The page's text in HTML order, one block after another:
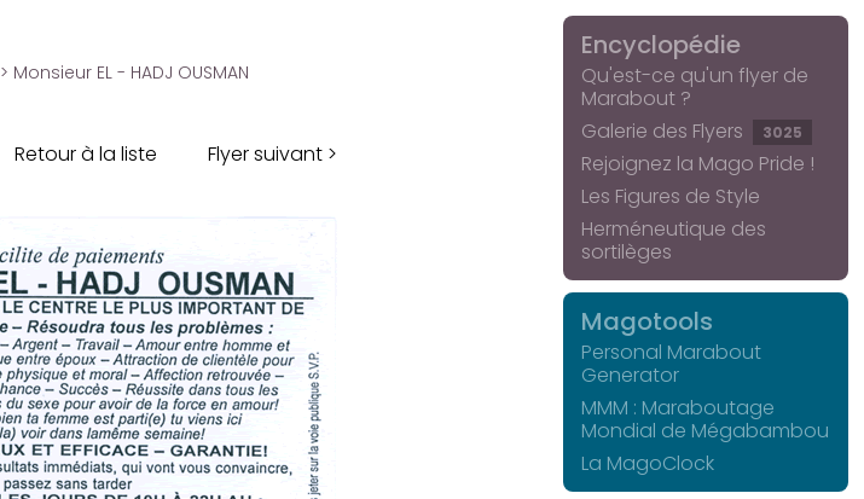
> Monsieur EL - HADJ OUSMAN
Retour à la liste Flyer suivant >
Encyclopédie
Qu'est-ce qu'un flyer de
Marabout ?
Galerie des Flyers
3025
Rejoignez la Mago Pride !
Les Figures de Style
Herméneutique des
sortilèges
Magotools
Personal Marabout
Generator
MMM : Maraboutage
Mondial de Mégabambou
La MagoClock